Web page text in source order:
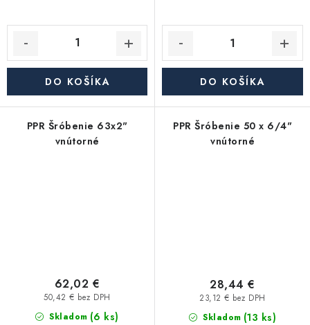
DO KOŠÍKA DO KOŠÍKA
PPR Šróbenie 63x2"
vnútorné
Skladom (6 ks)
50,42 € bez DPH
62,02 €
PPR Šróbenie 50 x 6/4"
vnútorné
Skladom (13 ks)
23,12 € bez DPH
28,44 €